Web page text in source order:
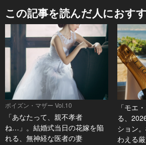
この記事を読んだ人におす
ポイズン・マザー Vol.10
「あなたって、親不孝者
ね…」。結婚式当日の花嫁を陥
れる、無神経な医者の妻
「モエ
る、
ション
わえる